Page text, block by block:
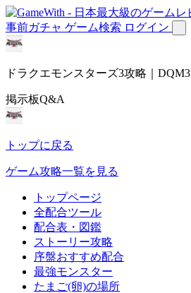
事前ガチャ ゲーム検索 ログイン
ドラクエモンスターズ3攻略｜DQM3
掲示板Q&A
トップに戻る
ゲーム攻略一覧を見る
トップページ
全配合ツール
配合表・図鑑
ストーリー攻略
序盤おすすめ配合
最強モンスター
たまご(卵)の場所